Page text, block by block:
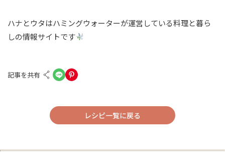
ハナとウタはハミングウォーターが運営している料理と暮ら
しの情報サイトです
記事を共有
レシピ一覧に戻る